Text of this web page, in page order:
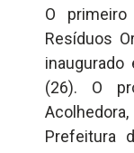
O
Resíduos
(26). O
Prefeitura